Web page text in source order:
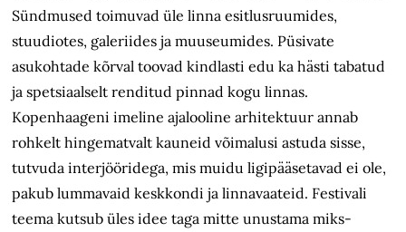
Sündmused toimuvad üle linna esitlusruumides,
stuudiotes, galeriides ja muuseumides. Püsivate
asukohtade kõrval toovad kindlasti edu ka hästi tabatud
ja spetsiaalselt renditud pinnad kogu linnas.
Kopenhaageni imeline ajalooline arhitektuur annab
rohkelt hingematvalt kauneid võimalusi astuda sisse,
tutvuda interjööridega, mis muidu ligipääsetavad ei ole,
pakub lummavaid keskkondi ja linnavaateid. Festivali
teema kutsub üles idee taga mitte unustama miks-